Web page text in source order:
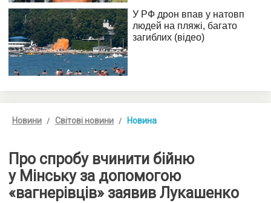
Новини Світові новини Новина
Про спробу вчинити бійню
у Мінську за допомогою
«вагнерівців» заявив Лукашенко